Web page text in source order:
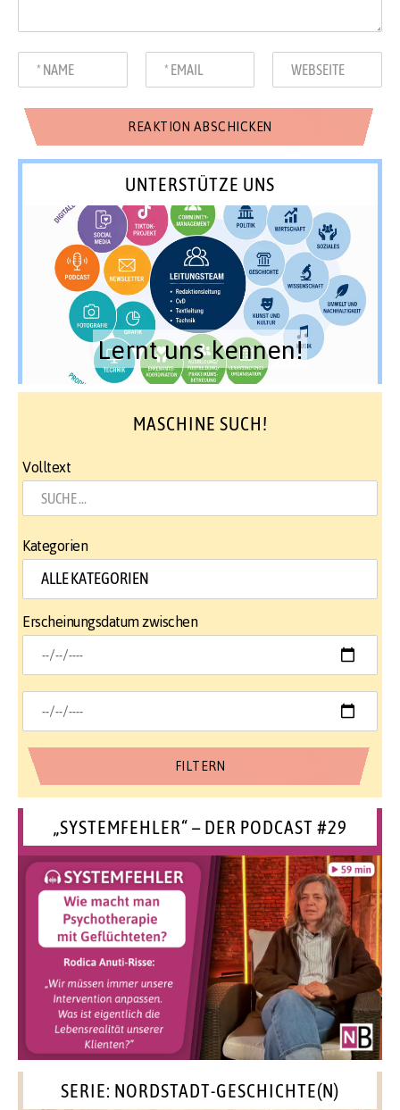
UNTERSTÜTZE UNS
Lernt uns kennen!
MASCHINE SUCH!
Volltext
Kategorien
Erscheinungsdatum zwischen
„SYSTEMFEHLER“ – DER PODCAST #29
SERIE: NORDSTADT-GESCHICHTE(N)